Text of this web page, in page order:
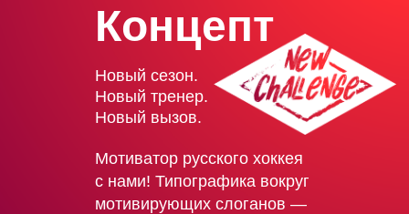
Концепт
Новый сезон.
Новый тренер.
Новый вызов.
Мотиватор русского хоккея
с нами! Типографика вокруг
мотивирующих слоганов —